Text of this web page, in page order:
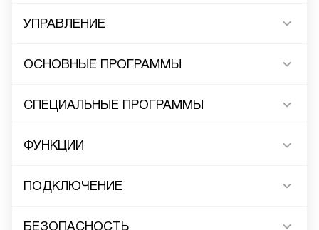
УПРАВЛЕНИЕ
ОСНОВНЫЕ ПРОГРАММЫ
СПЕЦИАЛЬНЫЕ ПРОГРАММЫ
ФУНКЦИИ
ПОДКЛЮЧЕНИЕ
БЕЗОПАСНОСТЬ